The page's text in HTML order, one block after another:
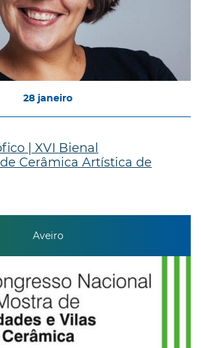
28 janeiro
| XVI Bienal
Cerâmica Artística de
Aveiro